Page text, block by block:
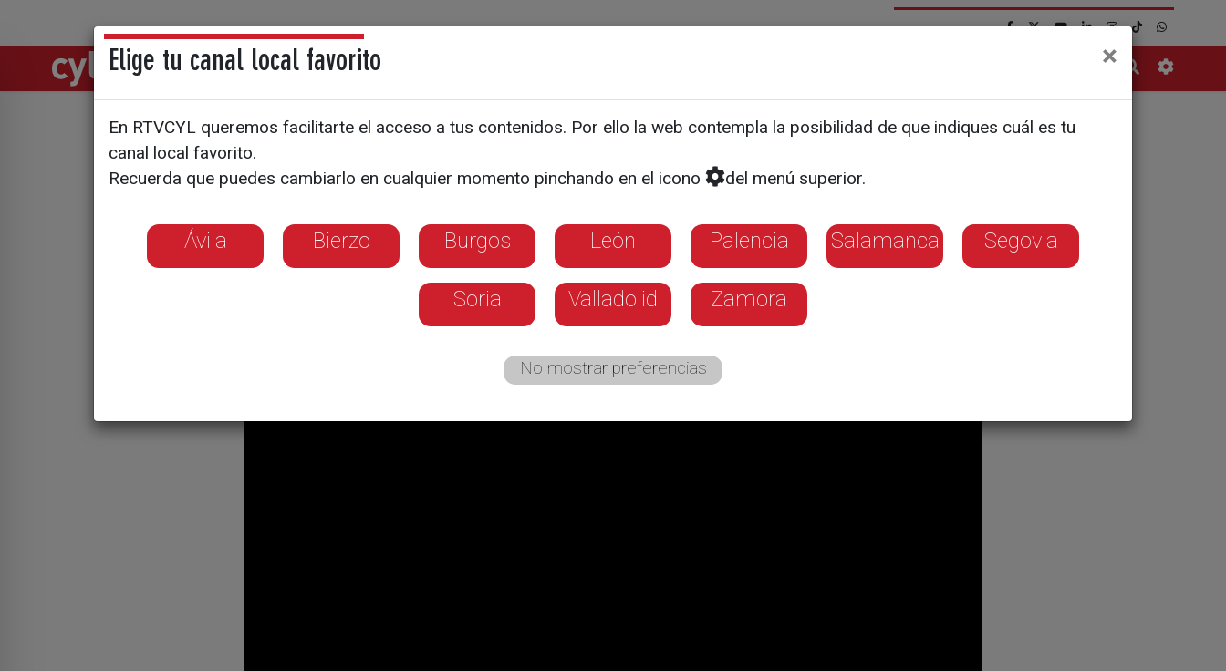
Directos Noticias
Márketing de emboscada para los productos
del Mundial
La Junta de Castilla y León ha aprovechado el tirón de la Selección Española
a través del patrocinio de su sello de calidad Tierra de Sabor
Elige tu canal local favorito ×
En RTVCYL queremos facilitarte el acceso a tus contenidos. Por ello la web contempla la posibilidad de que indiques cuál es tu
canal local favorito.
Recuerda que puedes cambiarlo en cualquier momento pinchando en el icono
del menú superior.
Ávila Bierzo Burgos León Palencia Salamanca Segovia
Soria Valladolid Zamora
No mostrar preferencias